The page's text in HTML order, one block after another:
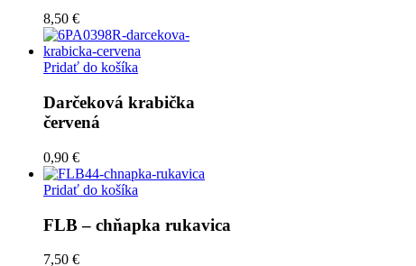
8,50 €
Pridať do košíka
Darčeková krabička
červená
0,90 €
Pridať do košíka
FLB – chňapka rukavica
7,50 €